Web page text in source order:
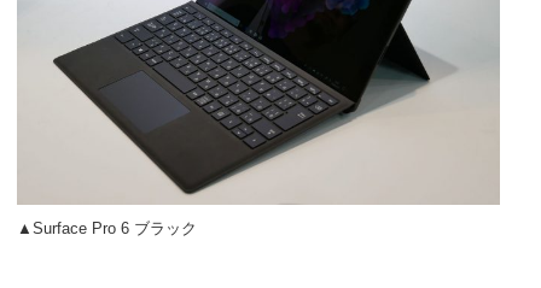
▲Surface Pro 6 ブラック